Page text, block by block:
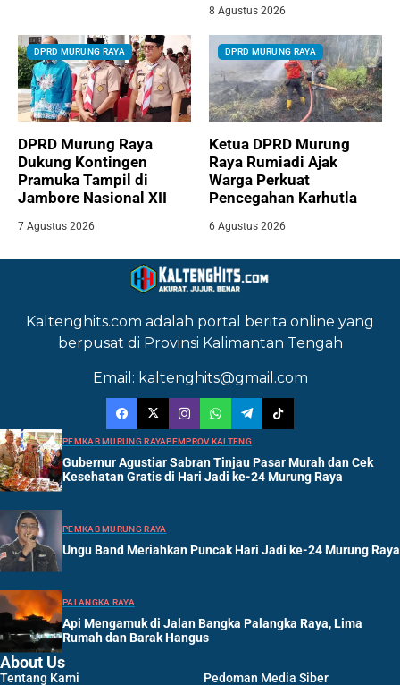
8 Agustus 2026
DPRD MURUNG RAYA
DPRD Murung Raya
Dukung Kontingen
Pramuka Tampil di
Jambore Nasional XII
7 Agustus 2026
DPRD MURUNG RAYA
Ketua DPRD Murung
Raya Rumiadi Ajak
Warga Perkuat
Pencegahan Karhutla
6 Agustus 2026
Kaltenghits.com adalah portal berita online yang
berpusat di Provinsi Kalimantan Tengah
Email: kaltenghits@gmail.com
PEMKAB MURUNG RAYAPEMPROV KALTENG
Gubernur Agustiar Sabran Tinjau Pasar Murah dan Cek
Kesehatan Gratis di Hari Jadi ke-24 Murung Raya
PEMKAB MURUNG RAYA
Ungu Band Meriahkan Puncak Hari Jadi ke-24 Murung Raya
PALANGKA RAYA
Api Mengamuk di Jalan Bangka Palangka Raya, Lima
Rumah dan Barak Hangus
About Us
Tentang Kami Pedoman Media Siber